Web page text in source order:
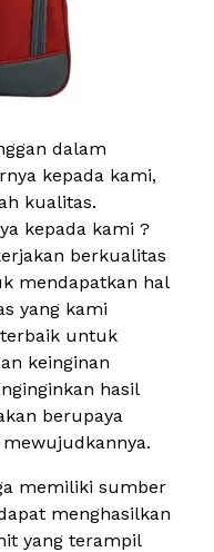
dalam
kepada kami,
kualitas.
kepada kami ?
berkualitas
mendapatkan hal
yang kami
untuk
keinginan
hasil
berupaya
memiliki sumber
menghasilkan
yang terampil